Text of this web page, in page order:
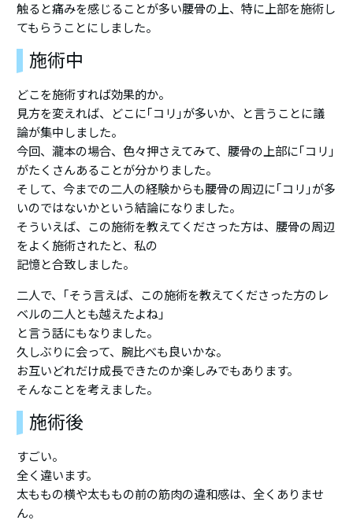
触ると痛みを感じることが多い腰骨の上、特に上部を施術し
てもらうことにしました。
施術中
どこを施術すれば効果的か。
見方を変えれば、どこに｢コリ｣が多いか、と言うことに議
論が集中しました。
今回、瀧本の場合、色々押さえてみて、腰骨の上部に｢コリ｣
がたくさんあることが分かりました。
そして、今までの二人の経験からも腰骨の周辺に｢コリ｣が多
いのではないかという結論になりました。
そういえば、この施術を教えてくださった方は、腰骨の周辺
をよく施術されたと、私の
記憶と合致しました。
二人で、｢そう言えば、この施術を教えてくださった方のレ
ベルの二人とも越えたよね」
と言う話にもなりました。
久しぶりに会って、腕比べも良いかな。
お互いどれだけ成長できたのか楽しみでもあります。
そんなことを考えました。
施術後
すごい。
全く違います。
太ももの横や太ももの前の筋肉の違和感は、全くありませ
ん。